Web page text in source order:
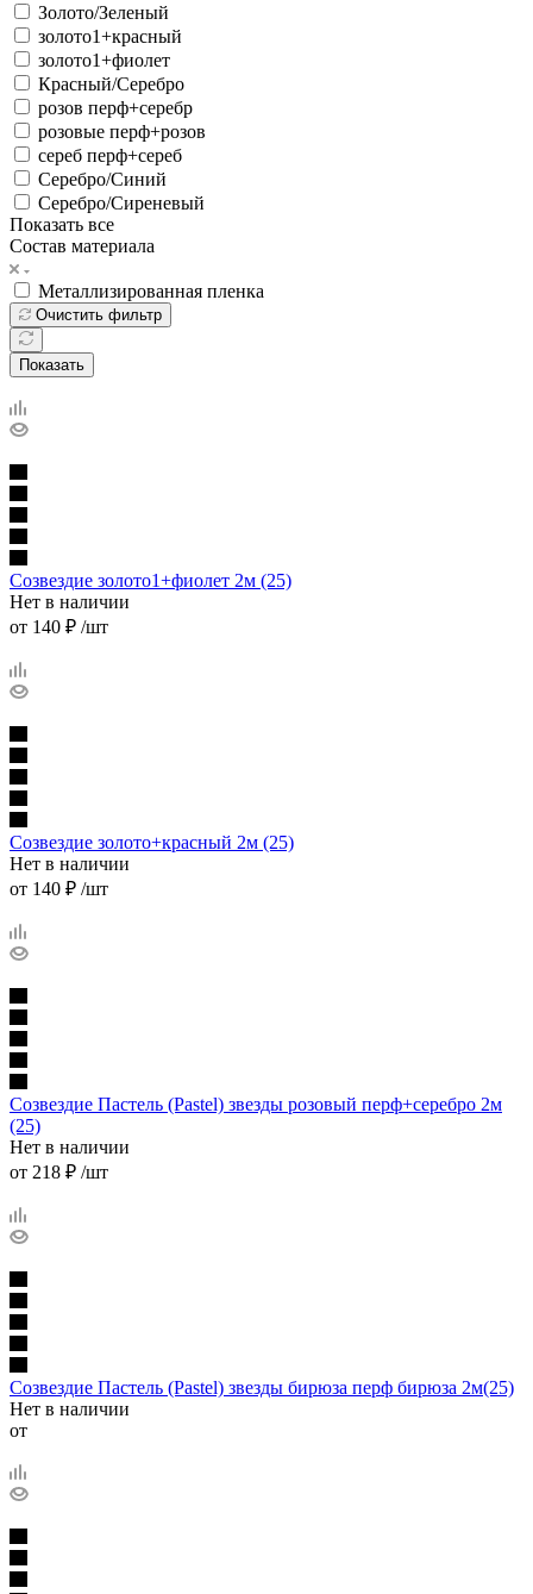
Золото/Зеленый
золото1+красный
золото1+фиолет
Красный/Серебро
розов перф+серебр
розовые перф+розов
сереб перф+сереб
Серебро/Синий
Серебро/Сиреневый
Показать все
Состав материала
Металлизированная пленка
Очистить фильтр
Показать
Созвездие золото1+фиолет 2м (25)
Нет в наличии
от 140 ₽ /шт
Созвездие золото+красный 2м (25)
Нет в наличии
от 140 ₽ /шт
Созвездие Пастель (Pastel) звезды розовый перф+серебро 2м
(25)
Нет в наличии
от 218 ₽ /шт
Созвездие Пастель (Pastel) звезды бирюза перф бирюза 2м(25)
Нет в наличии
от